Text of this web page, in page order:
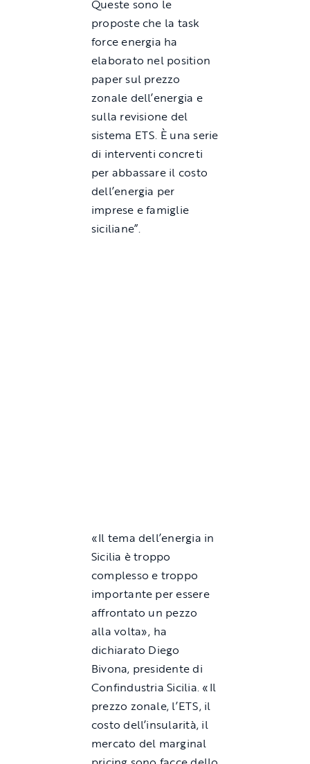
Queste sono le
proposte che la task
force energia ha
elaborato nel position
paper sul prezzo
zonale dell’energia e
sulla revisione del
sistema ETS. È una serie
di interventi concreti
per abbassare il costo
dell’energia per
imprese e famiglie
siciliane”.
«Il tema dell’energia in
Sicilia è troppo
complesso e troppo
importante per essere
affrontato un pezzo
alla volta», ha
dichiarato Diego
Bivona, presidente di
Confindustria Sicilia. «Il
prezzo zonale, l’ETS, il
costo dell’insularità, il
mercato del marginal